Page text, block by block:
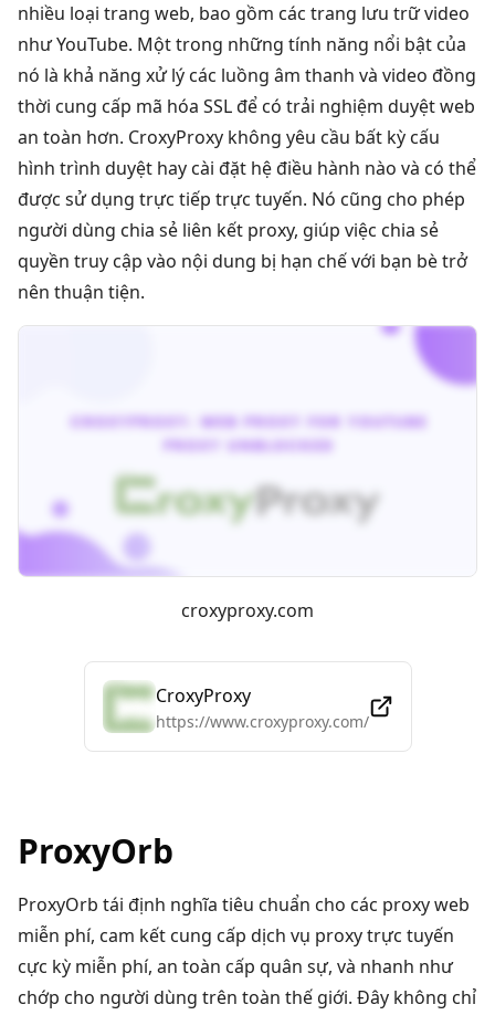
nhiều loại trang web, bao gồm các trang lưu trữ video
như YouTube. Một trong những tính năng nổi bật của
nó là khả năng xử lý các luồng âm thanh và video đồng
thời cung cấp mã hóa SSL để có trải nghiệm duyệt web
an toàn hơn. CroxyProxy không yêu cầu bất kỳ cấu
hình trình duyệt hay cài đặt hệ điều hành nào và có thể
được sử dụng trực tiếp trực tuyến. Nó cũng cho phép
người dùng chia sẻ liên kết proxy, giúp việc chia sẻ
quyền truy cập vào nội dung bị hạn chế với bạn bè trở
nên thuận tiện.
croxyproxy.com
CroxyProxy
https://www.croxyproxy.com/
ProxyOrb
ProxyOrb tái định nghĩa tiêu chuẩn cho các proxy web
miễn phí, cam kết cung cấp dịch vụ proxy trực tuyến
cực kỳ miễn phí, an toàn cấp quân sự, và nhanh như
chớp cho người dùng trên toàn thế giới. Đây không chỉ